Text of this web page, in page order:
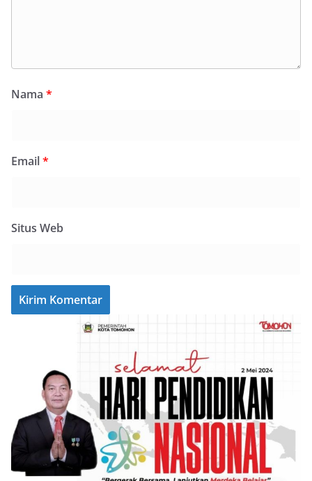
Nama *
Email*
Situs Web